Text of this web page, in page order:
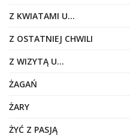
Z KWIATAMI U…
Z OSTATNIEJ CHWILI
Z WIZYTĄ U…
ŻAGAŃ
ŻARY
ŻYĆ Z PASJĄ